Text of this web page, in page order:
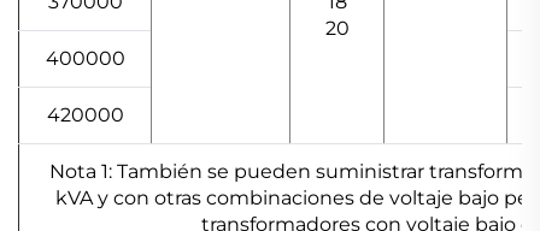
20
400000
420000
Nota 1: También se pueden suministrar
kVA y con otras combinaciones de voltaje bajo
transformadores con voltaje bajo